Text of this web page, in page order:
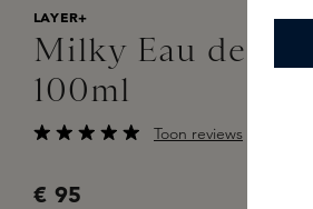
LAYER+
Milky Eau de
100ml
Toon reviews
€ 95